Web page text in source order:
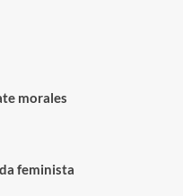
morales
feminista